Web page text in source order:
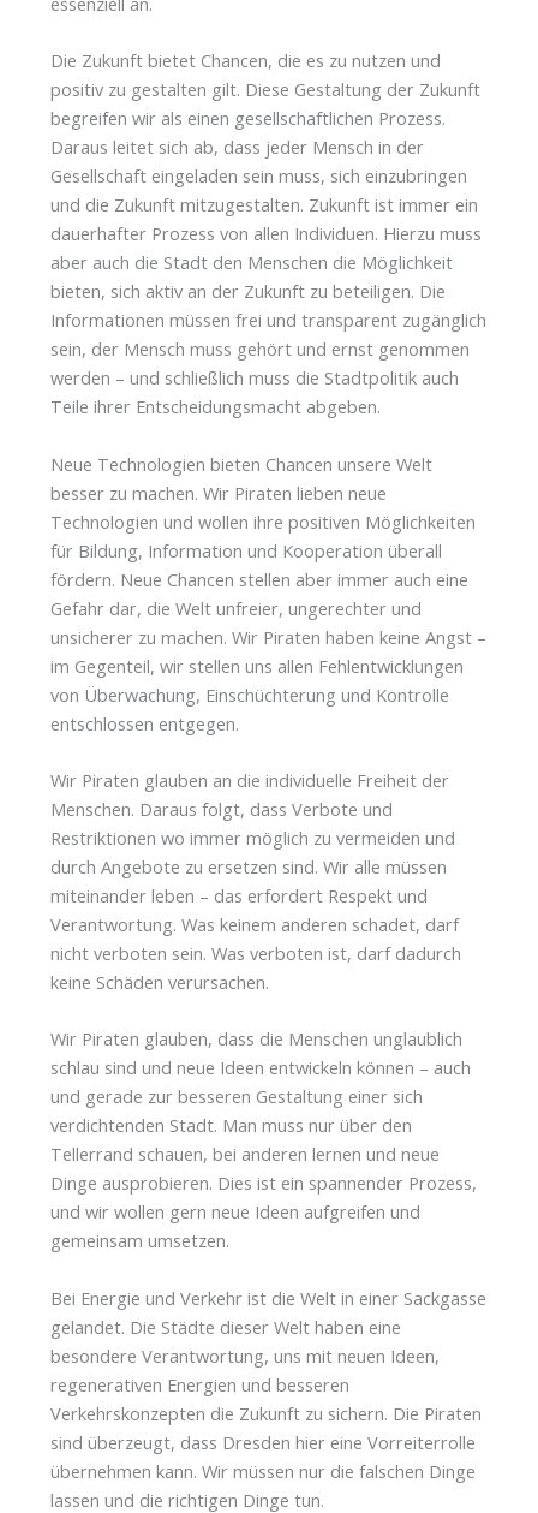
Die Zukunft bietet Chancen, die es zu nutzen und
positiv zu gestalten gilt. Diese Gestaltung der Zukunft
begreifen wir als einen gesellschaftlichen Prozess.
Daraus leitet sich ab, dass jeder Mensch in der
Gesellschaft eingeladen sein muss, sich einzubringen
und die Zukunft mitzugestalten. Zukunft ist immer ein
dauerhafter Prozess von allen Individuen. Hierzu muss
aber auch die Stadt den Menschen die Möglichkeit
bieten, sich aktiv an der Zukunft zu beteiligen. Die
Informationen müssen frei und transparent zugänglich
sein, der Mensch muss gehört und ernst genommen
werden – und schließlich muss die Stadtpolitik auch
Teile ihrer Entscheidungsmacht abgeben.
Neue Technologien bieten Chancen unsere Welt
besser zu machen. Wir Piraten lieben neue
Technologien und wollen ihre positiven Möglichkeiten
für Bildung, Information und Kooperation überall
fördern. Neue Chancen stellen aber immer auch eine
Gefahr dar, die Welt unfreier, ungerechter und
unsicherer zu machen. Wir Piraten haben keine Angst –
im Gegenteil, wir stellen uns allen Fehlentwicklungen
von Überwachung, Einschüchterung und Kontrolle
entschlossen entgegen.
Wir Piraten glauben an die individuelle Freiheit der
Menschen. Daraus folgt, dass Verbote und
Restriktionen wo immer möglich zu vermeiden und
durch Angebote zu ersetzen sind. Wir alle müssen
miteinander leben – das erfordert Respekt und
Verantwortung. Was keinem anderen schadet, darf
nicht verboten sein. Was verboten ist, darf dadurch
keine Schäden verursachen.
Wir Piraten glauben, dass die Menschen unglaublich
schlau sind und neue Ideen entwickeln können – auch
und gerade zur besseren Gestaltung einer sich
verdichtenden Stadt. Man muss nur über den
Tellerrand schauen, bei anderen lernen und neue
Dinge ausprobieren. Dies ist ein spannender Prozess,
und wir wollen gern neue Ideen aufgreifen und
gemeinsam umsetzen.
Bei Energie und Verkehr ist die Welt in einer Sackgasse
gelandet. Die Städte dieser Welt haben eine
besondere Verantwortung, uns mit neuen Ideen,
regenerativen Energien und besseren
Verkehrskonzepten die Zukunft zu sichern. Die Piraten
sind überzeugt, dass Dresden hier eine Vorreiterrolle
übernehmen kann. Wir müssen nur die falschen Dinge
lassen und die richtigen Dinge tun.